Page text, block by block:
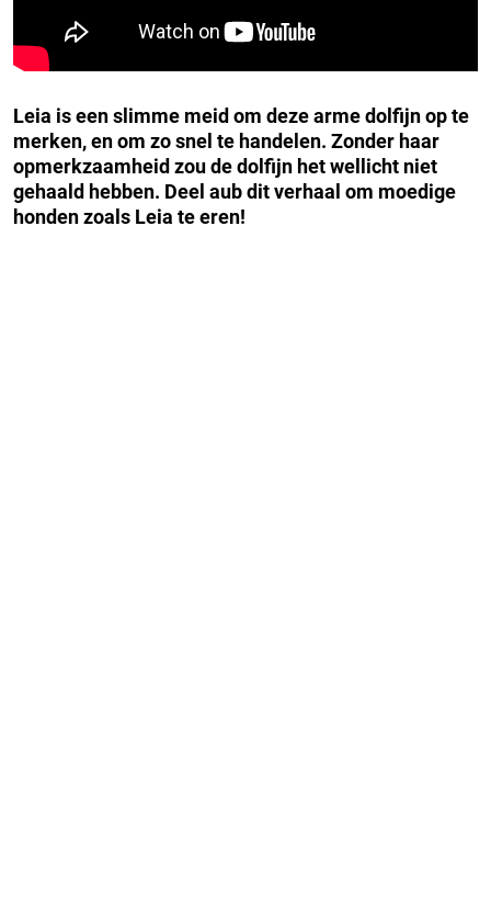
Leia is een slimme meid om deze arme dolfijn op te
merken, en om zo snel te handelen. Zonder haar
opmerkzaamheid zou de dolfijn het wellicht niet
gehaald hebben. Deel aub dit verhaal om moedige
honden zoals Leia te eren!